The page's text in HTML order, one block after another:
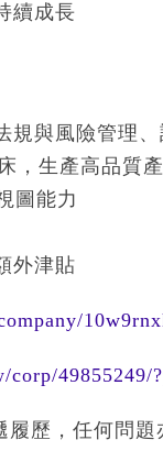
續成長
與風險管理
，生產高品質
圖能力
外津貼
49855249/
履歷，任何問題